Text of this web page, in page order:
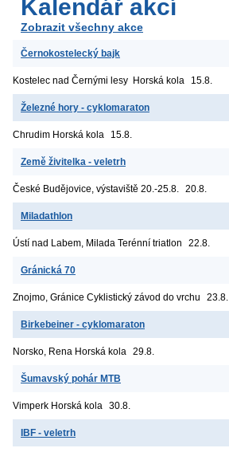
Kalendář akcí
Zobrazit všechny akce
Černokostelecký bajk
Kostelec nad Černými lesy Horská kola 15.8.
Železné hory - cyklomaraton
Chrudim Horská kola 15.8.
Země živitelka - veletrh
České Budějovice, výstaviště 20.-25.8. 20.8.
Miladathlon
Ústí nad Labem, Milada Terénní triatlon 22.8.
Gránická 70
Znojmo, Gránice Cyklistický závod do vrchu 23.8.
Birkebeiner - cyklomaraton
Norsko, Rena Horská kola 29.8.
Šumavský pohár MTB
Vimperk Horská kola 30.8.
IBF - veletrh